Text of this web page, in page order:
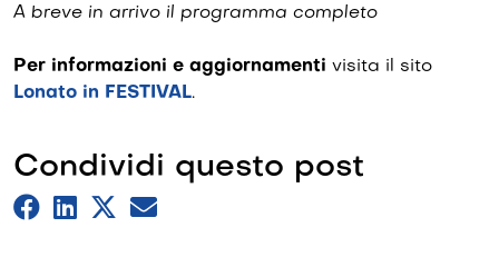
A breve in arrivo il programma completo
Per informazioni e aggiornamenti visita il sito
Lonato in FESTIVAL.
Condividi questo post